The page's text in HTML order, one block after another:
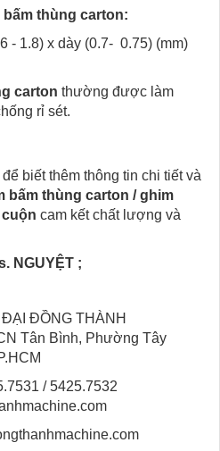
thùng carton:
- 1.8) x dày (0.7- 0.75) (mm)
carton thường được làm
rỉ sét.
biết thêm thông tin chi tiết và
bấm thùng carton / ghim
cam kết chất lượng và
NGUYỆT ;
ĐỒNG THÀNH
Tân Bình, Phường Tây
/ 5425.7532